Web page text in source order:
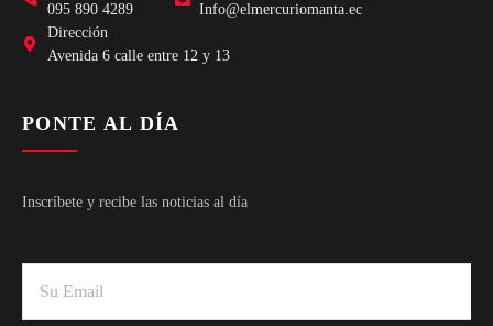
095 890 4289
Info@elmercuriomanta.ec
Dirección
Avenida 6 calle entre 12 y 13
PONTE AL DÍA
Inscríbete y recibe las noticias al día